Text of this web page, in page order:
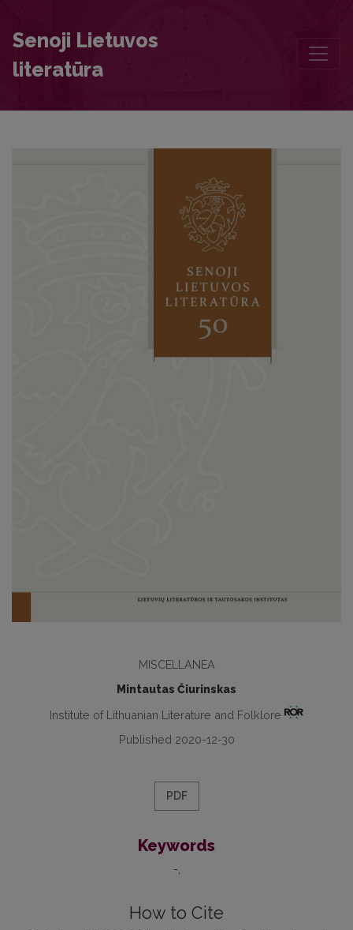
Senoji Lietuvos
literatūra
MISCELLANEA
Mintautas Čiurinskas
Institute of Lithuanian Literature and Folklore
Published 2020-12-30
PDF
Keywords
-
How to Cite